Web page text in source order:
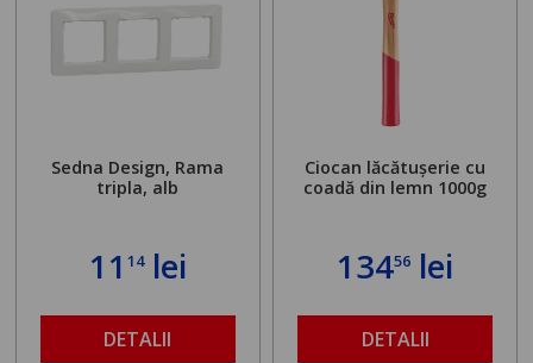
Sedna Design, Rama
tripla, alb
11 14lei
DETALII
Ciocan lăcătușerie cu
coadă din lemn 1000g
13456 lei
DETALII